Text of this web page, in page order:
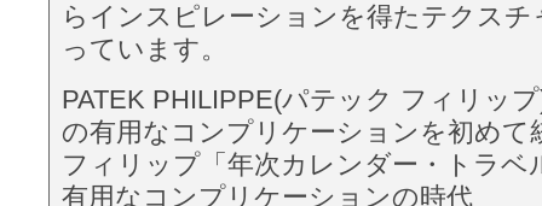
らインスピレーションを得たテクスチ
っています。
PATEK PHILIPPE(パテック フィリッ
の有用なコンプリケーションを初めて
フィリップ「年次カレンダー・トラベ
有用なコンプリケーションの時代